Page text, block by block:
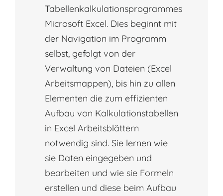
Tabellenkalkulationsprogrammes
Microsoft Excel. Dies beginnt mit
der Navigation im Programm
selbst, gefolgt von der
Verwaltung von Dateien (Excel
Arbeitsmappen), bis hin zu allen
Elementen die zum effizienten
Aufbau von Kalkulationstabellen
in Excel Arbeitsblättern
notwendig sind. Sie lernen wie
sie Daten eingegeben und
bearbeiten und wie sie Formeln
erstellen und diese beim Aufbau